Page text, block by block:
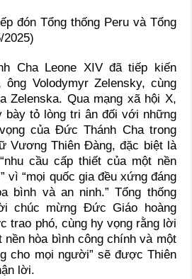
Cha Leone XIV đã tiếp kiến
ông Volodymyr Zelensky, cùng
Zelenska. Qua mạng xã hội X,
bày tỏ lòng tri ân đối với những
của Đức Thánh Cha trong
Vương Thiên Đàng, đặc biệt là
cầu cấp thiết của một nền
vì “mọi quốc gia đều xứng đáng
bình và an ninh.” Tổng thống
chúc mừng Đức Giáo hoàng
trao phó, cùng hy vọng rằng lời
nền hòa bình công chính và một
cho mọi người” sẽ được Thiên
lời.